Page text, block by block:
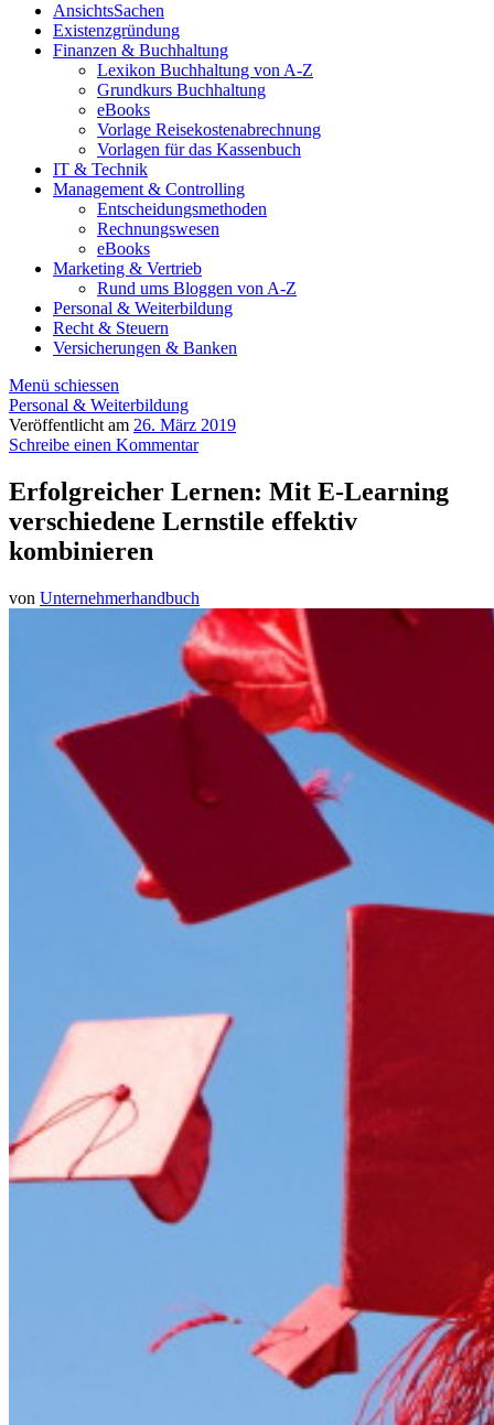
AnsichtsSachen
Existenzgründung
Finanzen & Buchhaltung
Lexikon Buchhaltung von A-Z
Grundkurs Buchhaltung
eBooks
Vorlage Reisekostenabrechnung
Vorlagen für das Kassenbuch
IT & Technik
Management & Controlling
Entscheidungsmethoden
Rechnungswesen
eBooks
Marketing & Vertrieb
Rund ums Bloggen von A-Z
Personal & Weiterbildung
Recht & Steuern
Versicherungen & Banken
Menü schiessen
Personal & Weiterbildung
Veröffentlicht am 26. März 2019
Schreibe einen Kommentar
Erfolgreicher Lernen: Mit E-Learning
verschiedene Lernstile effektiv
kombinieren
von Unternehmerhandbuch